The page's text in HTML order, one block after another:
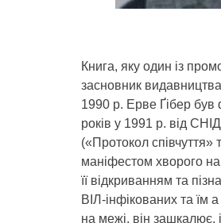
Книга, яку один із
засновник
1990 р. Ерве Ґібер
років у 1991 р. від
(«Протокол співчуття»
маніфестом хворого
її відкриванням та
ВІЛ-інфікованих та їм
на межі, він зашкалює,